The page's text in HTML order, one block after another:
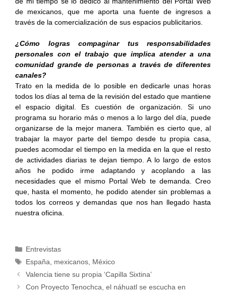
de mexicanos, que me aporta una fuente de ingresos a
través de la comercialización de sus espacios publicitarios.
¿Cómo logras compaginar tus responsabilidades
personales con el trabajo que implica atender a una
comunidad grande de personas a través de diferentes
canales?
Trato en la medida de lo posible en dedicarle unas horas
todos los días al tema de la revisión del estado que mantiene
el espacio digital. Es cuestión de organización. Si uno
programa su horario más o menos a lo largo del día, puede
organizarse de la mejor manera. También es cierto que, al
trabajar la mayor parte del tiempo desde tu propia casa,
puedes acomodar el tiempo en la medida en la que el resto
de actividades diarias te dejan tiempo. A lo largo de estos
años he podido irme adaptando y acoplando a las
necesidades que el mismo Portal Web te demanda. Creo
que, hasta el momento, he podido atender sin problemas a
todos los correos y demandas que nos han llegado hasta
nuestra oficina.
Categorías
Entrevistas
Etiquetas
España, mexicanos, México
Valencia tiene su propia ‘Capilla Sixtina’
Con Proyecto Tenochca, el náhuatl se escucha en